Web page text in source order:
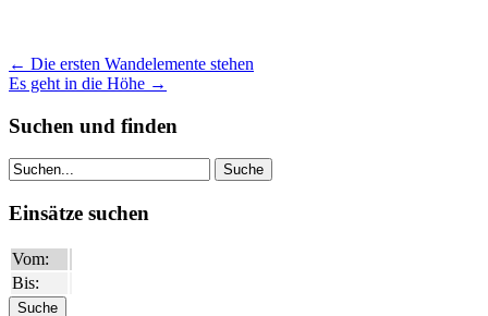
← Die ersten Wandelemente stehen
Es geht in die Höhe →
Suchen und finden
Suche
Einsätze suchen
Vom:
Bis: